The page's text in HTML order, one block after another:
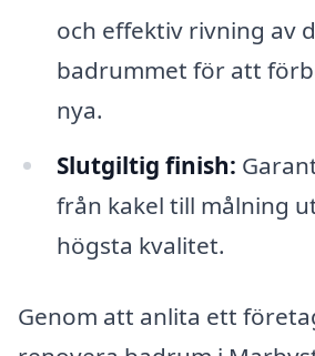
och effektiv rivning av
badrummet för att
nya.
Slutgiltig finish:
från kakel till målning
högsta kvalitet.
Genom att anlita ett